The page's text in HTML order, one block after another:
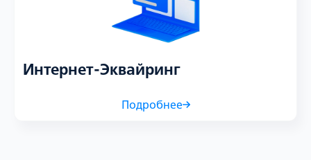
Интернет-Эквайринг
Подробнее